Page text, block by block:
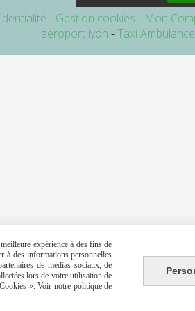
Gestion cookies Mon
aeroport lyon
Taxi Ambulance
expérience à des fins de
à des informations personnelles
de médias sociaux, de
lors de votre utilisation de
». Voir notre politique de